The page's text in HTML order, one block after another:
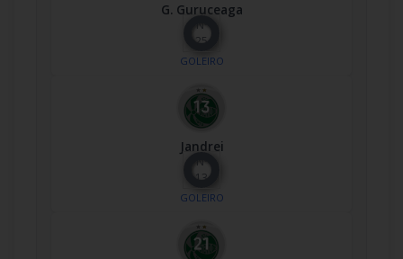
G. Guruceaga
Nº
25
GOLEIRO
Jandrei
Nº
13
GOLEIRO